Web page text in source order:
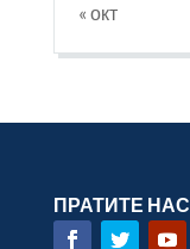
« окт
ПРАТИТЕ НАС